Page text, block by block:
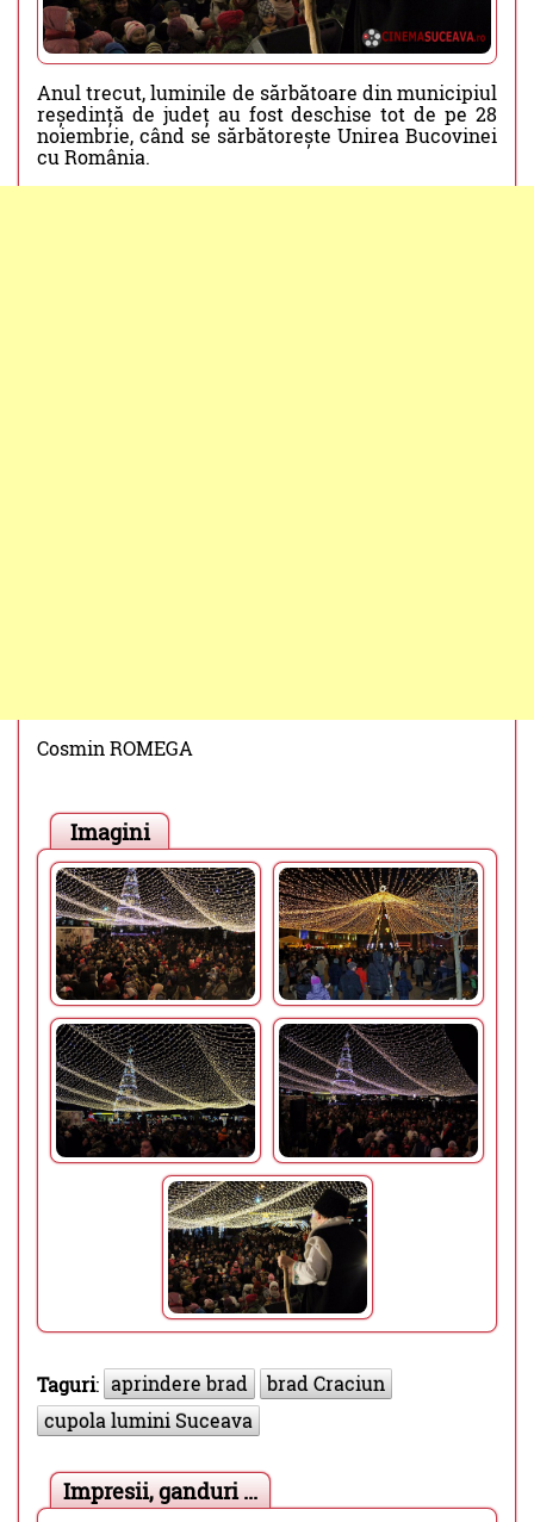
Anul trecut, luminile de sărbătoare din municipiul
reședință de județ au fost deschise tot de pe 28
noiembrie, când se sărbătorește Unirea Bucovinei
cu România.
Cosmin ROMEGA
Imagini
Taguri: aprindere brad
brad Craciun
cupola lumini Suceava
Impresii, ganduri ...